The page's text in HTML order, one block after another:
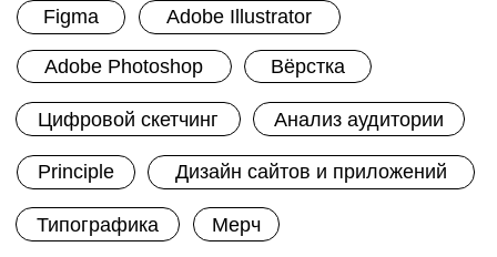
соцсетях, разрабатывать
эффективную SMM-стратегию,
создавать контент и запускать
рекламу. Научитесь создавать
креативы и анализировать
рекламные кампании.
Поймёте, как снизить затраты на
рекламу, увеличить прибыль и
эффективно продвигать свой или
клиентский бизнес онлайн.